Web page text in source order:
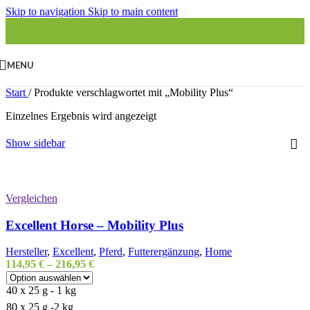
Skip to navigation Skip to main content
MENU
Start / Produkte verschlagwortet mit „Mobility Plus“
Einzelnes Ergebnis wird angezeigt
Show sidebar
Vergleichen
Excellent Horse – Mobility Plus
Hersteller, Excellent, Pferd, Futterergänzung, Home
114,95 € – 216,95 €
40 x 25 g - 1 kg
80 x 25 g -2 kg